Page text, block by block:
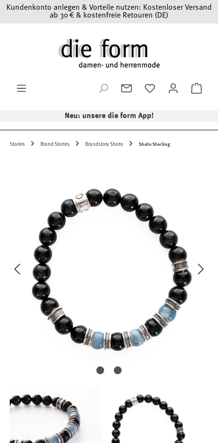
Zum Hauptinhalt springen
Kundenkonto anlegen & Vorteile nutzen: Kostenloser Versand
ab 30 € & kostenfreie Retouren (DE)
Neu: unsere die form App!
Stories Brand Stories Brandstory Shoto Shoto Sterling